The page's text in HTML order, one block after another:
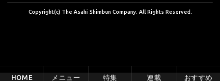
Copyright(c) The Asahi Shimbun Company. All Rights Reserved.
HOME メニュー 特集 連載 おすすめ